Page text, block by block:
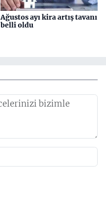
Ağustos ayı kira artış tavanı
belli oldu